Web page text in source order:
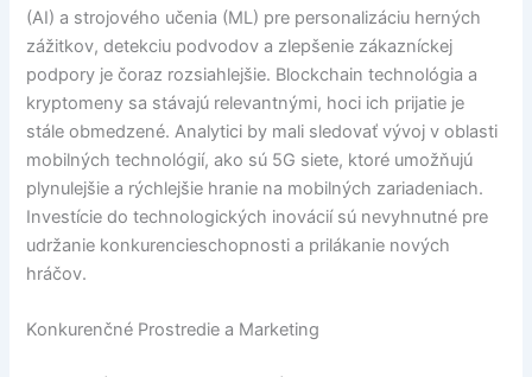
(AI) a strojového učenia (ML) pre personalizáciu herných
zážitkov, detekciu podvodov a zlepšenie zákazníckej
podpory je čoraz rozsiahlejšie. Blockchain technológia a
kryptomeny sa stávajú relevantnými, hoci ich prijatie je
stále obmedzené. Analytici by mali sledovať vývoj v oblasti
mobilných technológií, ako sú 5G siete, ktoré umožňujú
plynulejšie a rýchlejšie hranie na mobilných zariadeniach.
Investície do technologických inovácií sú nevyhnutné pre
udržanie konkurencieschopnosti a prilákanie nových
hráčov.
Konkurenčné Prostredie a Marketing